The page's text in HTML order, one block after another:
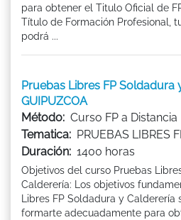
para obtener el Titulo Oficial de
Título de Formación Profesional,
podrá ...
Pruebas Libres FP Soldadura
GUIPUZCOA
Método: Curso FP a Distancia
Tematica: PRUEBAS LIBRES
Duración: 1400 horas
Objetivos del curso Pruebas
Calderería: Los objetivos
Libres FP Soldadura y Calderería
formarte adecuadamente para